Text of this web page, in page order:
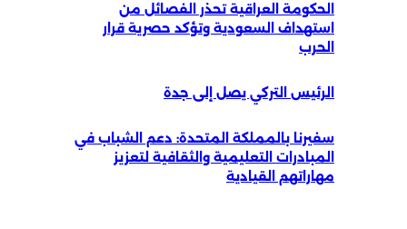
الحكومة العراقية تحذر الفصائل من
استهداف السعودية وتؤكد حصرية قرار
الحرب
الرئيس التركي يصل إلى جدة
سفيرنا بالمملكة المتحدة: دعم الشباب في
المبادرات التعليمية والثقافية لتعزيز
مهاراتهم القيادية